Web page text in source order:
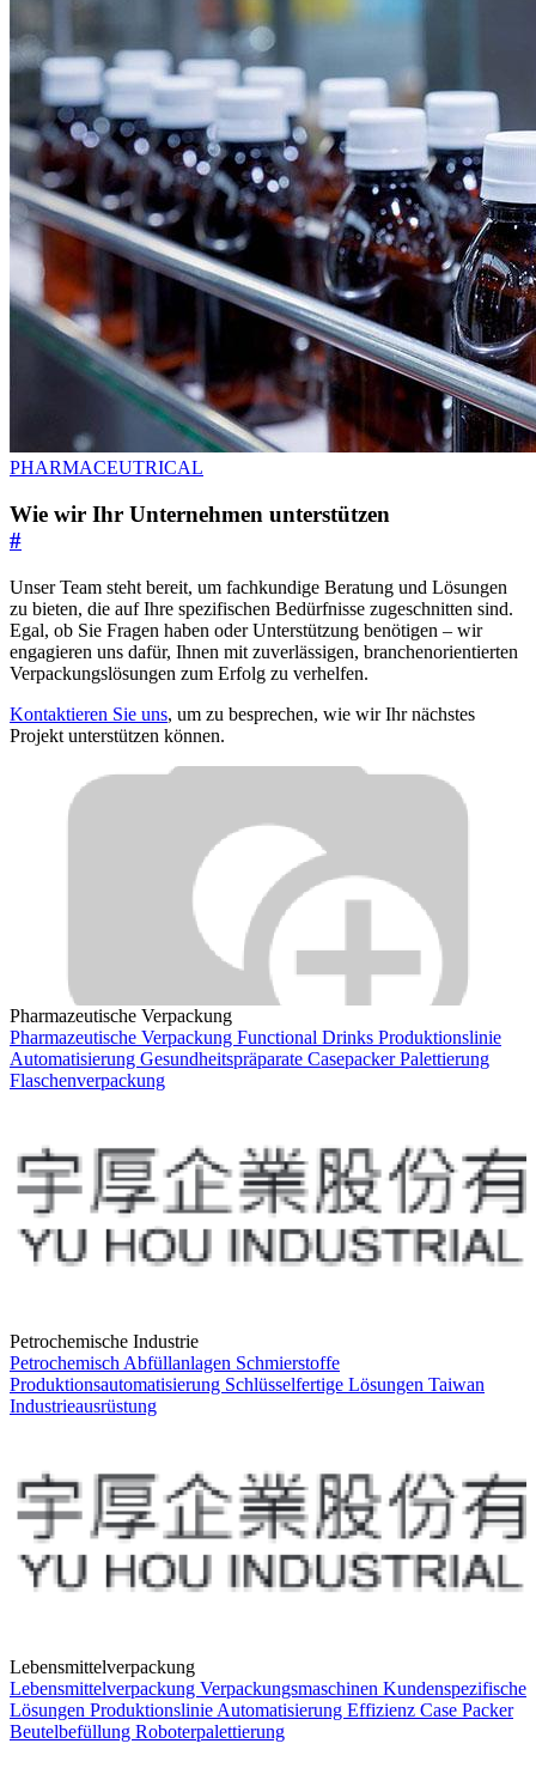
PHARMACEUTRICAL
Wie wir Ihr Unternehmen unterstützen
#
Unser Team steht bereit, um fachkundige Beratung und Lösungen
zu bieten, die auf Ihre spezifischen Bedürfnisse zugeschnitten sind.
Egal, ob Sie Fragen haben oder Unterstützung benötigen – wir
engagieren uns dafür, Ihnen mit zuverlässigen, branchenorientierten
Verpackungslösungen zum Erfolg zu verhelfen.
Kontaktieren Sie uns, um zu besprechen, wie wir Ihr nächstes
Projekt unterstützen können.
Pharmazeutische Verpackung
Pharmazeutische Verpackung Functional Drinks Produktionslinie
Automatisierung Gesundheitspräparate CasepackerPalettierung
Flaschenverpackung
Petrochemische Industrie
Petrochemisch Abfüllanlagen Schmierstoffe
Produktionsautomatisierung Schlüsselfertige Lösungen Taiwan
Industrieausrüstung
Lebensmittelverpackung
Lebensmittelverpackung Verpackungsmaschinen Kundenspezifische
Lösungen Produktionslinie Automatisierung Effizienz Case Packer
Beutelbefüllung Roboterpalettierung